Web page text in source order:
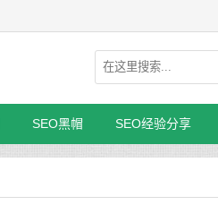
SEO黑帽 SEO经验分享